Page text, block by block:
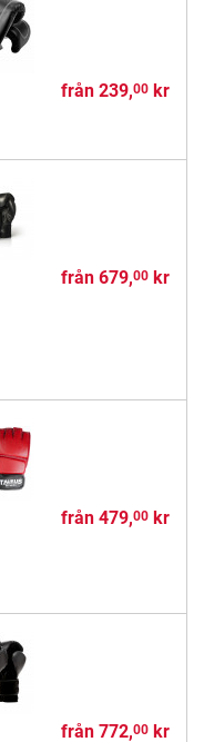
från 239,00kr
från 679,00kr
från 479,00kr
från 772,00kr